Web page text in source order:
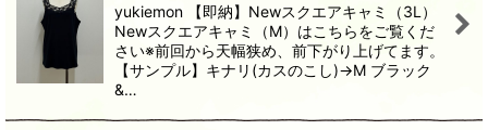
yukiemon 【即納】Newスクエアキャミ（3L）
Newスクエアキャミ（M）はこちらをご覧くだ
さい※前回から天幅狭め、前下がり上げてます。
【サンプル】キナリ(カスのこし)→M ブラック
&…